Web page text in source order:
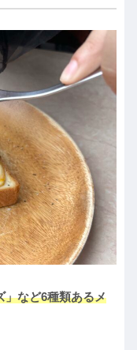
」など6種類あるメ